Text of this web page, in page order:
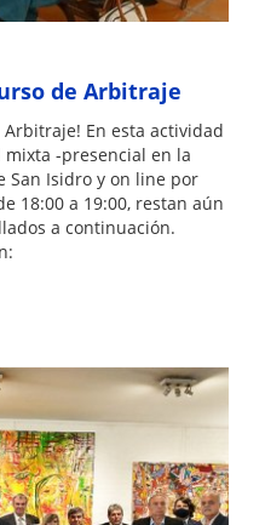
de Arbitraje
En esta actividad
-presencial en la
San Isidro y on line por
18:00 a 19:00, restan aún
a continuación.